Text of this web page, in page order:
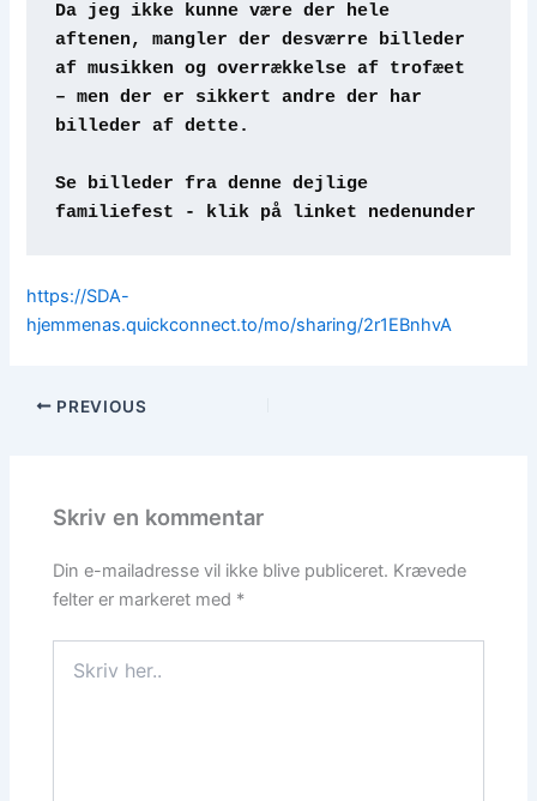
Da jeg ikke kunne være der hele
aftenen, mangler der desværre billeder
af musikken og overrækkelse af trofæet
– men der er sikkert andre der har
billeder af dette.
Se billeder fra denne dejlige
familiefest - klik på linket nedenunder
https://SDA-
hjemmenas.quickconnect.to/mo/sharing/2r1EBnhvA
PREVIOUS
Skriv en kommentar
Din e-mailadresse vil ikke blive publiceret. Krævede
felter er markeret med *
her..